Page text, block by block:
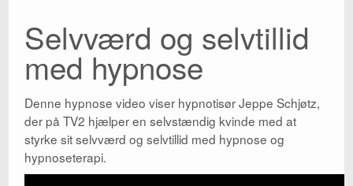
Pris
Profil
Book
Kontakt
Selvværd og selvtillid
med hypnose
Denne hypnose video viser hypnotisør Jeppe Schjøtz,
der på TV2 hjælper en selvstændig kvinde med at
styrke sit selvværd og selvtillid med hypnose og
hypnoseterapi.